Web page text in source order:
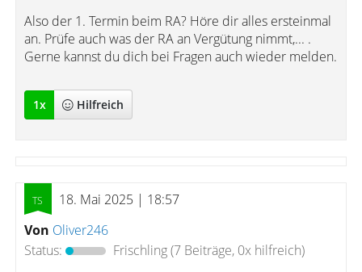
Also der 1. Termin beim RA? Höre dir alles ersteinmal
an. Prüfe auch was der RA an Vergütung nimmt,... .
Gerne kannst du dich bei Fragen auch wieder melden.
1x Hilfreich
18. Mai 2025 | 18:57
Von Oliver246
Status:
Frischling(7 Beiträge, 0x hilfreich)